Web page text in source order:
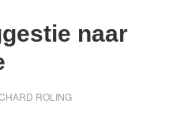
naar
ROLING